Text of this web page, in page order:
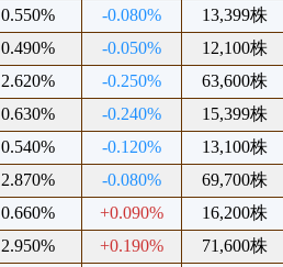
0.550% -0.080% 13,399株
0.490% -0.050% 12,100株
2.620% -0.250% 63,600株
0.630% -0.240% 15,399株
0.540% -0.120% 13,100株
2.870% -0.080% 69,700株
0.660% +0.090% 16,200株
2.950% +0.190% 71,600株